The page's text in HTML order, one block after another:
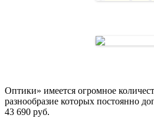
Оптики» имеется огромное
разнообразие которых постоянно
43 690 руб.